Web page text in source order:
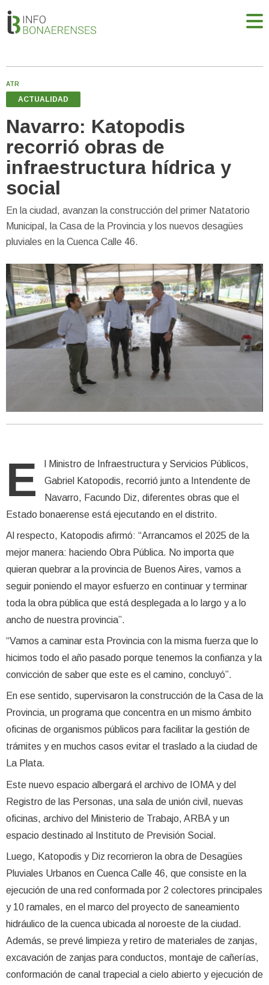
ATR
ACTUALIDAD
Navarro: Katopodis
recorrió obras de
infraestructura hídrica y
social
En la ciudad, avanzan la construcción del primer Natatorio
Municipal, la Casa de la Provincia y los nuevos desagües
pluviales en la Cuenca Calle 46.
E
l Ministro de Infraestructura y Servicios Públicos,
Gabriel Katopodis, recorrió junto a Intendente de
Navarro, Facundo Diz, diferentes obras que el
Estado bonaerense está ejecutando en el distrito.
Al respecto, Katopodis afirmó: “Arrancamos el 2025 de la
mejor manera: haciendo Obra Pública. No importa que
quieran quebrar a la provincia de Buenos Aires, vamos a
seguir poniendo el mayor esfuerzo en continuar y terminar
toda la obra pública que está desplegada a lo largo y a lo
ancho de nuestra provincia”.
“Vamos a caminar esta Provincia con la misma fuerza que lo
hicimos todo el año pasado porque tenemos la confianza y la
convicción de saber que este es el camino, concluyó”.
En ese sentido, supervisaron la construcción de la Casa de la
Provincia, un programa que concentra en un mismo ámbito
oficinas de organismos públicos para facilitar la gestión de
trámites y en muchos casos evitar el traslado a la ciudad de
La Plata.
Este nuevo espacio albergará el archivo de IOMA y del
Registro de las Personas, una sala de unión civil, nuevas
oficinas, archivo del Ministerio de Trabajo, ARBA y un
espacio destinado al Instituto de Previsión Social.
Luego, Katopodis y Diz recorrieron la obra de Desagües
Pluviales Urbanos en Cuenca Calle 46, que consiste en la
ejecución de una red conformada por 2 colectores principales
y 10 ramales, en el marco del proyecto de saneamiento
hidráulico de la cuenca ubicada al noroeste de la ciudad.
Además, se prevé limpieza y retiro de materiales de zanjas,
excavación de zanjas para conductos, montaje de cañerías,
conformación de canal trapecial a cielo abierto y ejecución de